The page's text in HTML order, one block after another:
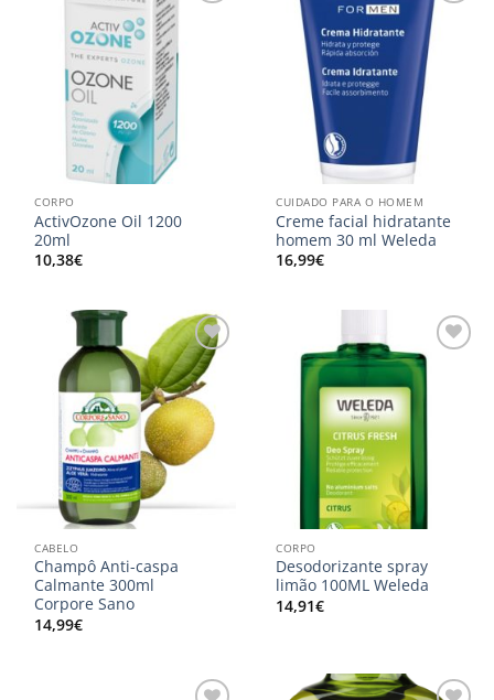
Adicionar
desejos
CORPO
ActivOzone Oil 1200
20ml
10,38€
Adicionar
aos
meus
desejos
CUIDADO PARA O HOMEM
Creme facial hidratante
homem 30 ml Weleda
16,99€
Adicionar
aos
meus
desejos
CABELO
Champô Anti-caspa
Calmante 300ml
Corpore Sano
14,99€
Adicionar
CORPO
Desodorizante spray
limão 100ML Weleda
14,91€